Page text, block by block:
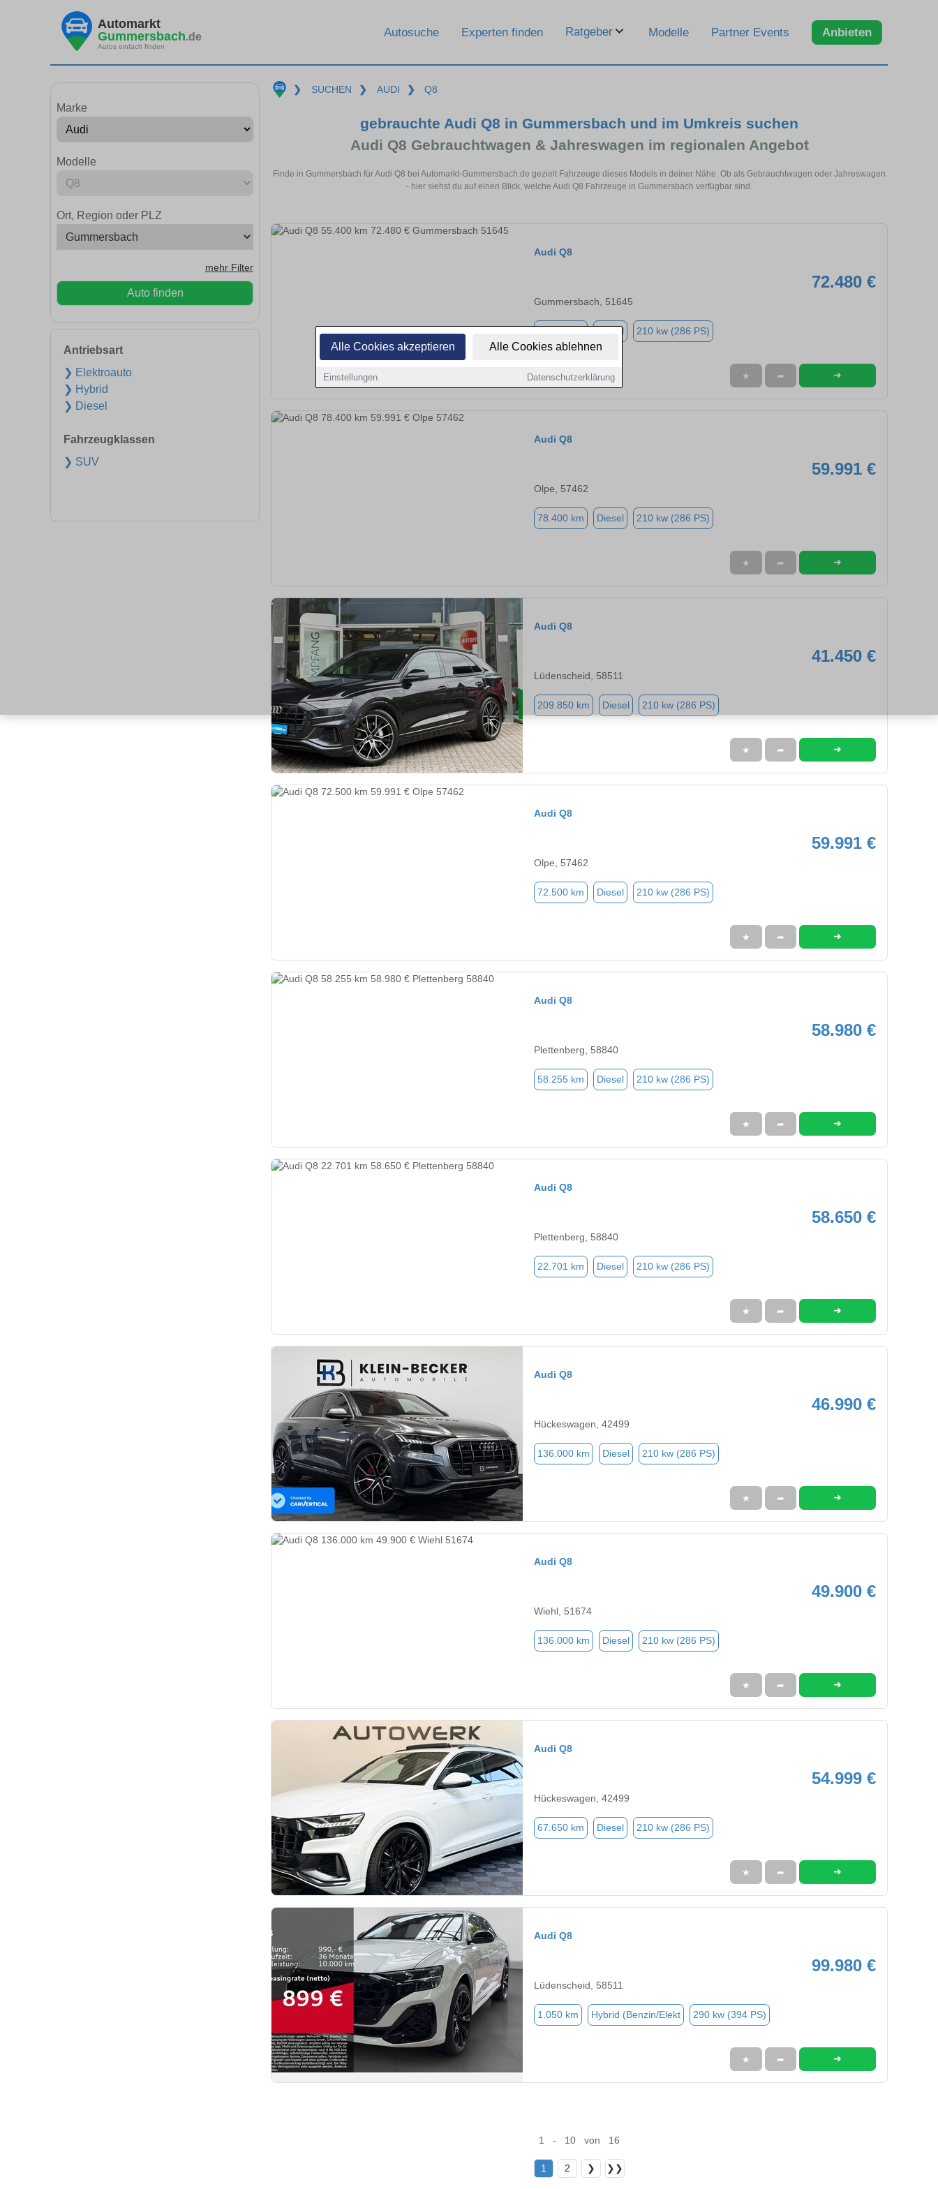
Alle Cookies akzeptieren Alle Cookies ablehnen
Einstellungen Datenschutzerklärung
Automarkt
Gummersbach.de
Autos einfach finden
Autosuche Experten finden Ratgeber Modelle Partner Events Anbieten
Marke
Modelle
Ort, Region oder PLZ
mehr Filter
Auto finden
Antriebsart
❯ Elektroauto
❯ Hybrid
❯ Diesel
Fahrzeugklassen
❯ SUV
❯ SUCHEN ❯ AUDI ❯ Q8
gebrauchte Audi Q8 in Gummersbach und im Umkreis suchen
Audi Q8 Gebrauchtwagen & Jahreswagen im regionalen Angebot
Finde in Gummersbach für Audi Q8 bei Automarkt-Gummersbach.de gezielt Fahrzeuge dieses Models in deiner Nähe. Ob als Gebrauchtwagen oder Jahreswagen
- hier siehst du auf einen Blick, welche Audi Q8 Fahrzeuge in Gummersbach verfügbar sind.
Audi Q8
72.480 €
Gummersbach, 51645
Diesel 210 kw (286 PS)
★ ➦ ➜
Audi Q8
59.991 €
Olpe, 57462
78.400 km Diesel 210 kw (286 PS)
★ ➦ ➜
Audi Q8
41.450 €
Lüdenscheid, 58511
209.850 km Diesel 210 kw (286 PS)
★ ➦ ➜
Audi Q8
59.991 €
Olpe, 57462
72.500 km Diesel 210 kw (286 PS)
★ ➦ ➜
Audi Q8
58.980 €
Plettenberg, 58840
58.255 km Diesel 210 kw (286 PS)
★ ➦ ➜
Audi Q8
58.650 €
Plettenberg, 58840
22.701 km Diesel 210 kw (286 PS)
★ ➦ ➜
Audi Q8
46.990 €
Hückeswagen, 42499
136.000 km Diesel 210 kw (286 PS)
★ ➦ ➜
Audi Q8
49.900 €
Wiehl, 51674
136.000 km Diesel 210 kw (286 PS)
★ ➦ ➜
Audi Q8
54.999 €
Hückeswagen, 42499
67.650 km Diesel 210 kw (286 PS)
★ ➦ ➜
Audi Q8
99.980 €
Lüdenscheid, 58511
1.050 km Hybrid (Benzin/Elekt 290 kw (394 PS)
★ ➦ ➜
1 - 10 von 16
1 2 ❯ ❯❯